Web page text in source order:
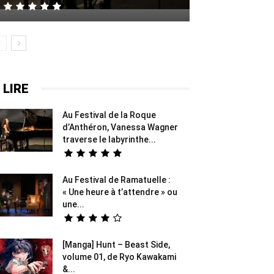
Au Festival de la Roque
d’Anthéron, Vanessa Wagner
traverse le labyrinthe...
Au Festival de Ramatuelle :
« Une heure à t’attendre » ou
une...
[Manga] Hunt – Beast Side,
volume 01, de Ryo Kawakami
&...